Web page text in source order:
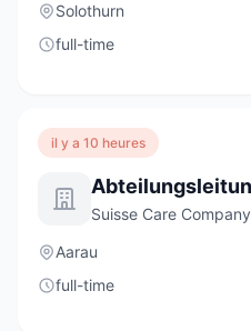
Solothurn
full-time
il y a 10 heures
Suisse Care Company
Aarau
full-time